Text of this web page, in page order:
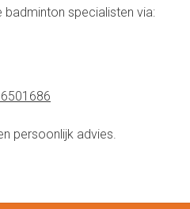
specialisten via:
persoonlijk advies.